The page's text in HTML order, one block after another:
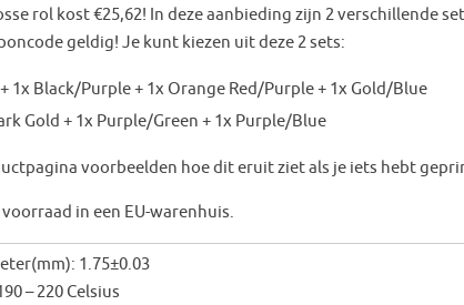
rol kost €25,62! In deze aanbieding zijn 2 verschillende
geldig! Je kunt kiezen uit deze 2 sets:
1x Black/Purple + 1x Orange Red/Purple + 1x Gold/Blue
Gold + 1x Purple/Green + 1x Purple/Blue
voorbeelden hoe dit eruit ziet als je iets hebt
in een EU-warenhuis.
1.75±0.03
– 220 Celsius